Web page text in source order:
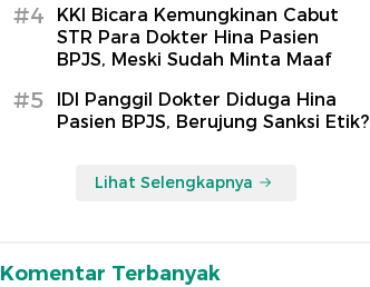
#4
KKI Bicara Kemungkinan Cabut
STR Para Dokter Hina Pasien
BPJS, Meski Sudah Minta Maaf
#5
IDI Panggil Dokter Diduga Hina
Pasien BPJS, Berujung Sanksi Etik?
Lihat Selengkapnya
Komentar Terbanyak